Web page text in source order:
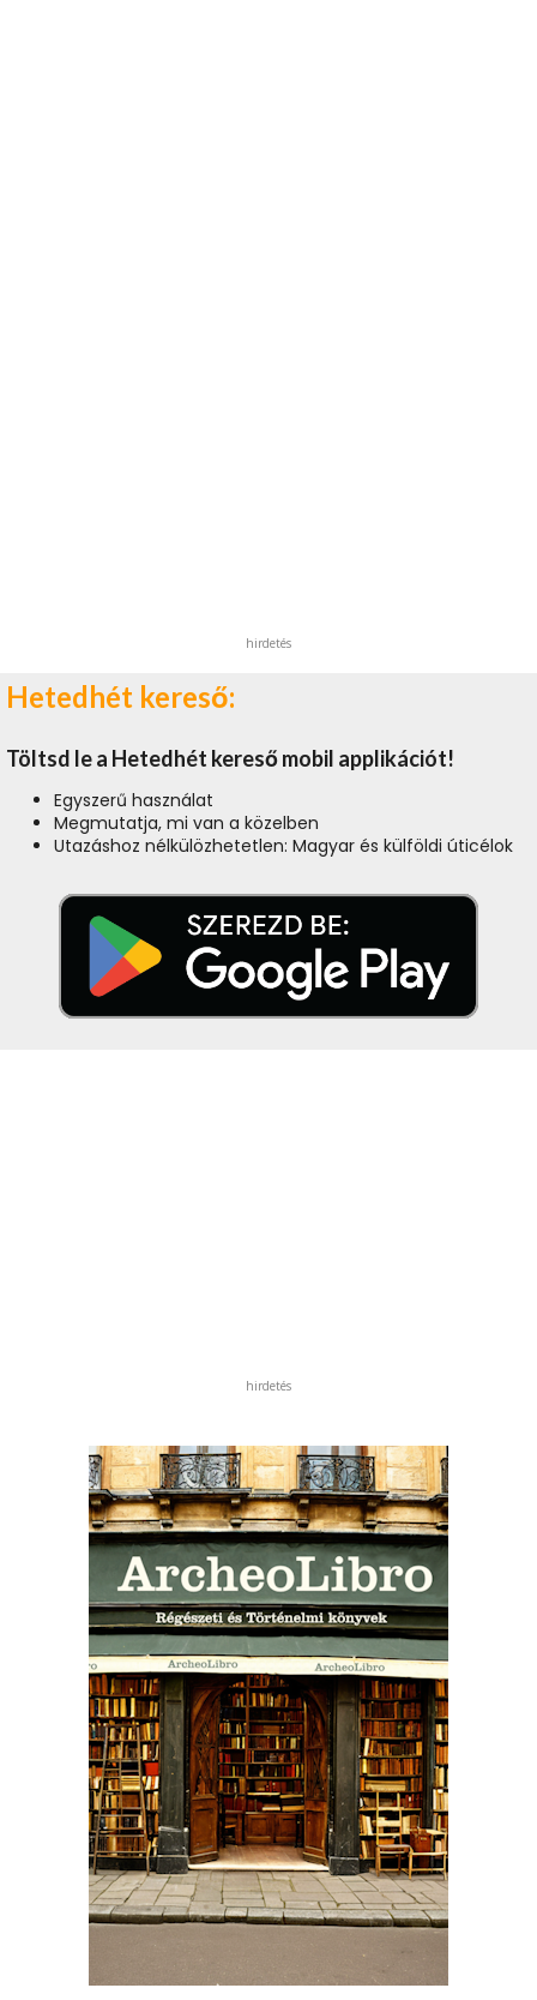
hirdetés
Hetedhét kereső:
Töltsd le a Hetedhét kereső mobil applikációt!
Egyszerű használat
Megmutatja, mi van a közelben
Utazáshoz nélkülözhetetlen: Magyar és külföldi úticélok
hirdetés